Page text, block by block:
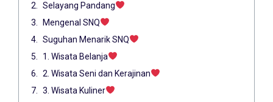
Selayang Pandang
Mengenal SNQ
Suguhan Menarik SNQ
1. Wisata Belanja
2. Wisata Seni dan Kerajinan
3. Wisata Kuliner